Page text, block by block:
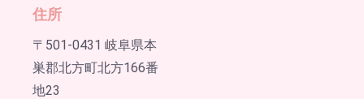
住所
〒501-0431 岐阜県本
巣郡北方町北方166番
地23